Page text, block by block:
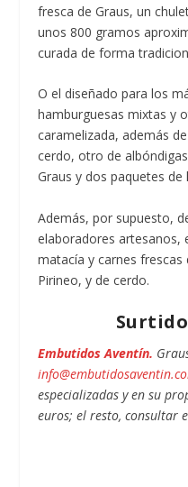
fresca de Graus, un
unos 800 gramos
curada de forma
O el diseñado para los
hamburguesas mixtas y
caramelizada, además
cerdo, otro de
Graus y dos paquetes de
Además, por supuesto,
elaboradores artesanos,
matacía y carnes
Pirineo, y de cerdo.
Embutidos Aventín.
especializadas y en su
euros; el resto, consultar